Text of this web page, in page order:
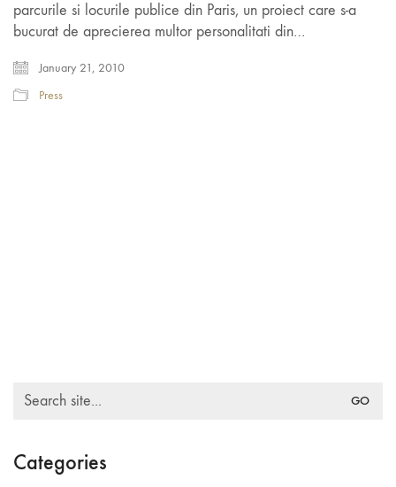
parcurile si locurile publice din Paris, un proiect care s-a
bucurat de aprecierea multor personalitati din…
January 21, 2010
Press
Search
Categories